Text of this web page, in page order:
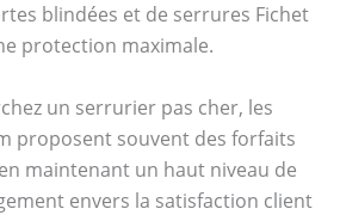
blindées et de serrures Fichet
protection maximale.
un serrurier pas cher, les
proposent souvent des forfaits
maintenant un haut niveau de
envers la satisfaction client